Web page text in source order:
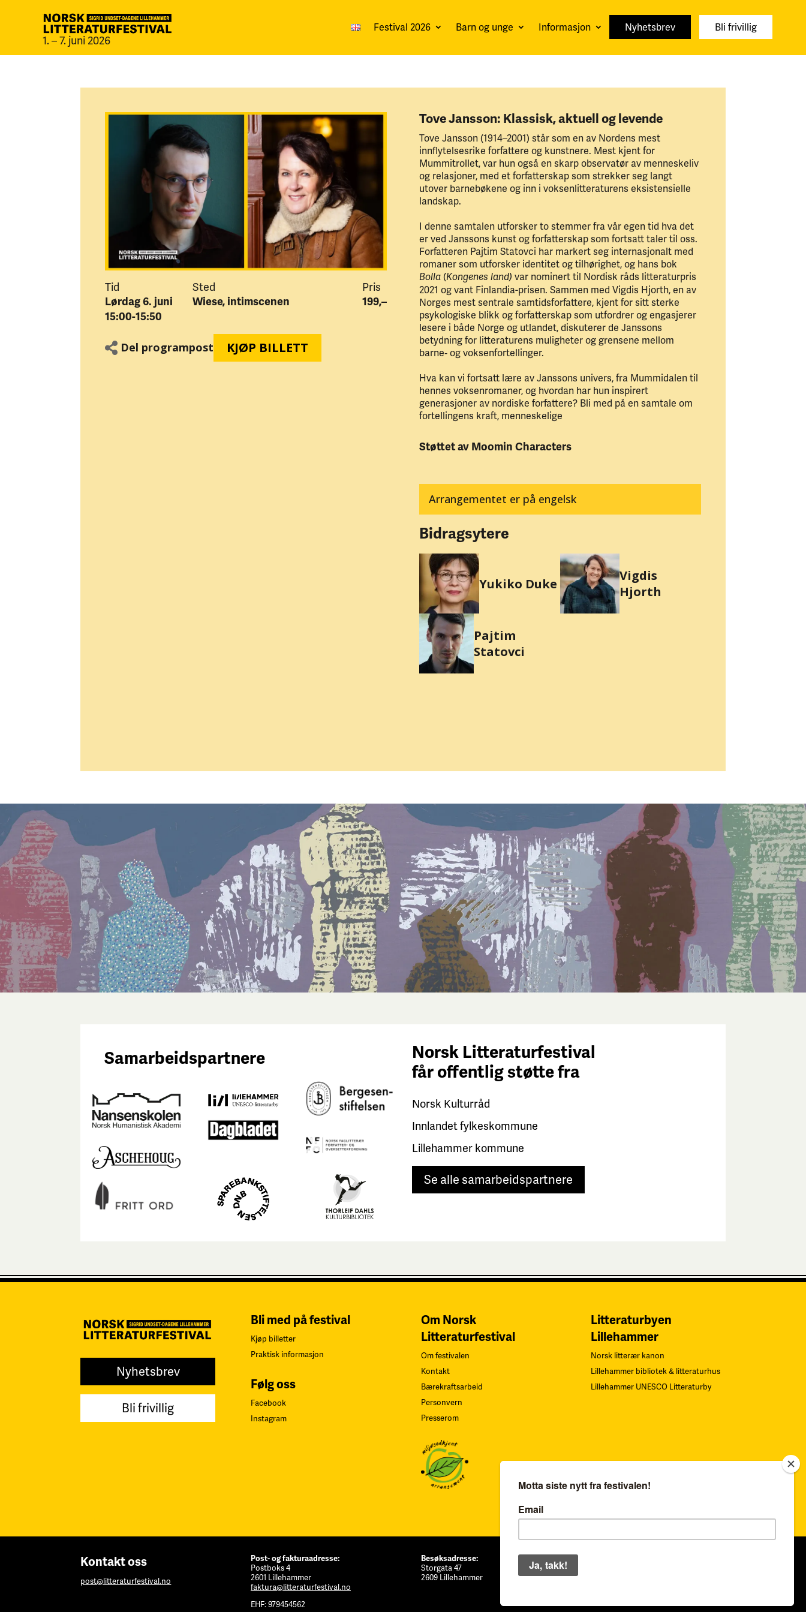
1. – 7. juni 2026
Festival 2026 Barn og unge Informasjon Nyhetsbrev Bli frivillig
Tid
Lørdag 6. juni
15:00-15:50
Sted
Wiese, intimscenen
Pris
199,–
Del programpost KJØP BILLETT
Tove Jansson: Klassisk, aktuell og levende
Tove Jansson (1914–2001) står som en av Nordens mest
innflytelsesrike forfattere og kunstnere. Mest kjent for
Mummitrollet, var hun også en skarp observatør av menneskeliv
og relasjoner, med et forfatterskap som strekker seg langt
utover barnebøkene og inn i voksenlitteraturens eksistensielle
landskap.
I denne samtalen utforsker to stemmer fra vår egen tid hva det
er ved Janssons kunst og forfatterskap som fortsatt taler til oss.
Forfatteren Pajtim Statovci har markert seg internasjonalt med
romaner som utforsker identitet og tilhørighet, og hans bok
Bolla (Kongenes land) var nominert til Nordisk råds litteraturpris
2021 og vant Finlandia-prisen. Sammen med Vigdis Hjorth, en av
Norges mest sentrale samtidsforfattere, kjent for sitt sterke
psykologiske blikk og forfatterskap som utfordrer og engasjerer
lesere i både Norge og utlandet, diskuterer de Janssons
betydning for litteraturens muligheter og grensene mellom
barne‑ og voksenfortellinger.
Hva kan vi fortsatt lære av Janssons univers, fra Mummidalen til
hennes voksenromaner, og hvordan har hun inspirert
generasjoner av nordiske forfattere? Bli med på en samtale om
fortellingens kraft, menneskelige
Støttet av Moomin Characters
Arrangementet er på engelsk
Bidragsytere
Yukiko Duke
Vigdis
Hjorth
Pajtim
Statovci
Samarbeidspartnere
Norsk Litteraturfestival
får offentlig støtte fra
Norsk Kulturråd
Innlandet fylkeskommune
Lillehammer kommune
Se alle samarbeidspartnere
Nyhetsbrev
Bli frivillig
Bli med på festival
Kjøp billetter
Praktisk informasjon
Følg oss
Facebook
Instagram
Om Norsk
Litteraturfestival
Om festivalen
Kontakt
Bærekraftsarbeid
Personvern
Presserom
Litteraturbyen
Lillehammer
Norsk litterær kanon
Lillehammer bibliotek & litteraturhus
Lillehammer UNESCO Litteraturby
Navn på Kunstverk: «Gjentagelser».
Teknikk: Serigrafi.
Kontakt oss
post@litteraturfestival.no
Post- og fakturaadresse:
Postboks 4
2601 Lillehammer
faktura@litteraturfestival.no
EHF: 979454562
Besøksadresse:
Storgata 47
2609 Lillehammer